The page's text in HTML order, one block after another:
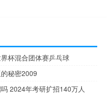
杯混合团体赛乒乓球
秘密2009
2024年考研扩招140万人